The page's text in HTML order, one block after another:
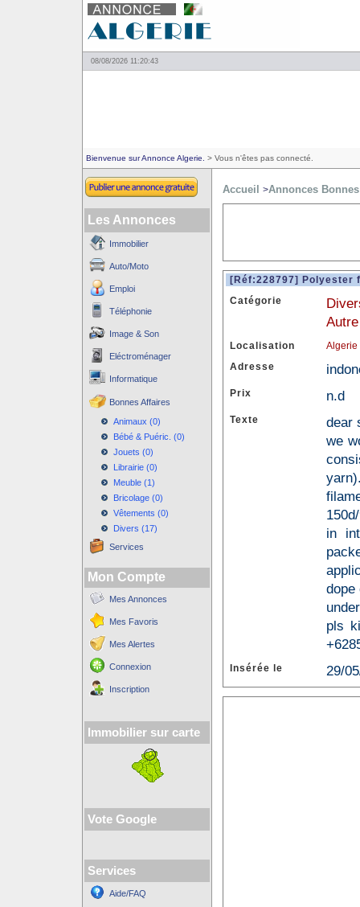
08/08/2026 11:20:43
Bienvenue sur Annonce Algerie. > Vous n'êtes pas connecté.
Les Annonces
Immobilier
Auto/Moto
Emploi
Téléphonie
Image & Son
Eléctroménager
Informatique
Bonnes Affaires
Animaux (0)
Bébé & Puéric. (0)
Jouets (0)
Librairie (0)
Meuble (1)
Bricolage (0)
Vêtements (0)
Divers (17)
Services
Mon Compte
Mes Annonces
Mes Favoris
Mes Alertes
Connexion
Inscription
Immobilier sur carte
Vote Google
Services
Aide/FAQ
Accueil >Annonces
[Réf:228797] Polyester
Catégorie
Autre
Localisation Algerie
Adresse
Prix n.d
Texte
dear
we
in
dope
pls
Insérée le 29/